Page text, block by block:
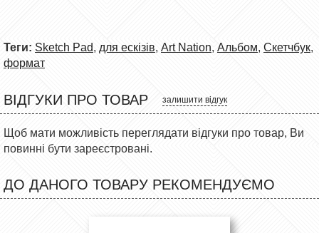
Теги: Sketch Pad, для ескізів, Art Nation, Альбом, Скетчбук,
формат
ВІДГУКИ ПРО ТОВАР залишити відгук
Щоб мати можливість переглядати відгуки про товар, Ви
повинні бути зареєстровані.
ДО ДАНОГО ТОВАРУ РЕКОМЕНДУЄМО